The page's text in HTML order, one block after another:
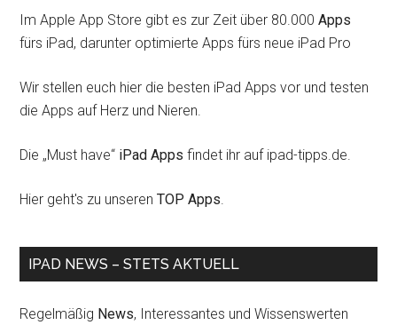
Im Apple App Store gibt es zur Zeit über 80.000Apps
fürs iPad, darunter optimierte Apps fürs neue iPad Pro
Wir stellen euch hier die besten iPad Apps vor und testen
die Apps auf Herz und Nieren.
Die „Must have“ iPad Apps findet ihr auf ipad-tipps.de.
Hier geht's zu unserenTOP Apps.
IPAD NEWS – STETS AKTUELL
Regelmäßig News, Interessantes und Wissenswerten